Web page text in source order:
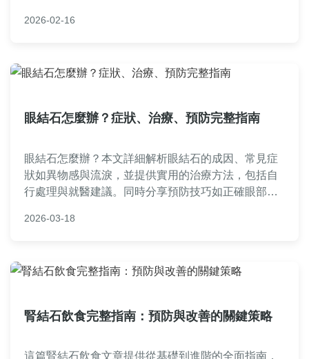
2026-02-16
眼結石怎麼辦？症狀、治療、預防完整指南
眼結石怎麼辦？本文詳細解析眼結石的成因、常見症
狀如異物感與流淚，並提供實用的治療方法，包括自
行處理與就醫建議。同時分享預防技巧如正確眼部清
內容由經驗分享出發，適合所有受眼結石困擾的讀者
2026-03-18
腎結石飲食完整指南：預防與改善的關鍵策略
這篇腎結石飲食文章提供從基礎到進階的全面指南，